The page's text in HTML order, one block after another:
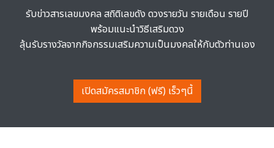
รับข่าวสารเลขมงคล สถิติเลขดัง ดวงรายวัน รายเดือน รายปี
พร้อมแนะนำวิธีเสริมดวง
ลุ้นรับรางวัลจากกิจกรรมเสริมความเป็นมงคลให้กับตัวท่านเอง
เปิดสมัครสมาชิก (ฟรี) เร็วๆนี้